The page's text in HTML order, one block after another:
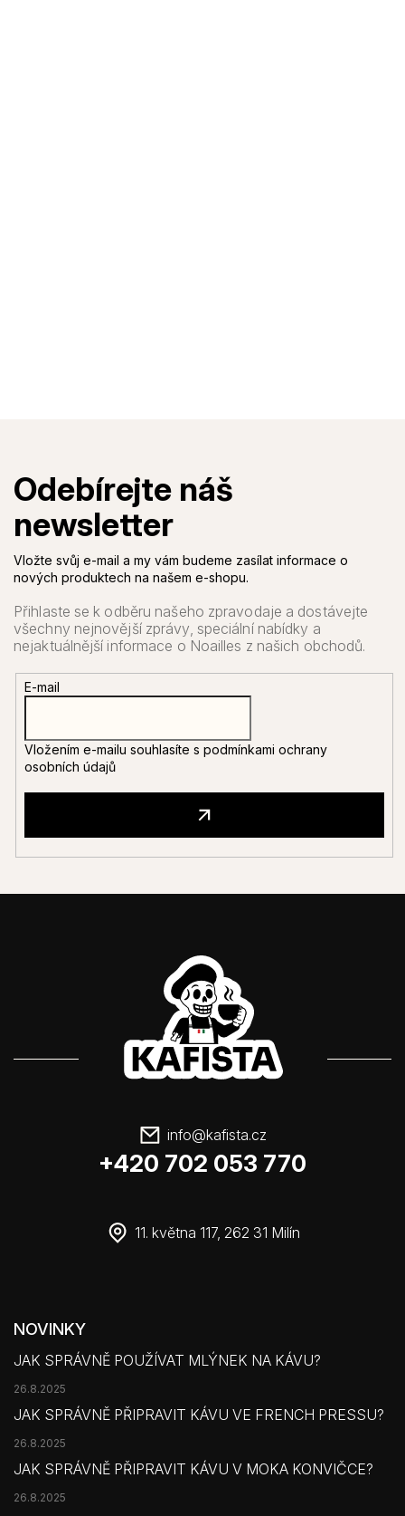
Vložte svůj e-mail a my vám budeme zasílat informace o
nových produktech na našem e-shopu.
E-mail
Vložením e-mailu souhlasíte s podmínkami ochrany
osobních údajů
info@kafista.cz
+420 702 053 770
11. května 117, 262 31 Milín
NOVINKY
JAK SPRÁVNĚ POUŽÍVAT MLÝNEK NA KÁVU?
26.8.2025
JAK SPRÁVNĚ PŘIPRAVIT KÁVU VE FRENCH PRESSU?
26.8.2025
JAK SPRÁVNĚ PŘIPRAVIT KÁVU V MOKA KONVIČCE?
26.8.2025